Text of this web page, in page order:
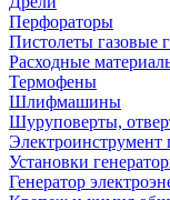
Перфораторы
Пистолеты газовые
Расходные
Термофены
Шлифмашины
Шуруповерты,
Электроинструмент
Установки
Генератор